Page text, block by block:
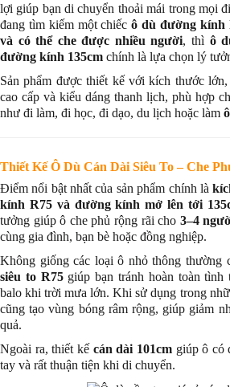
lợi giúp bạn di chuyển thoải mái trong mọi
đang tìm kiếm một chiếcô dù đường kính
và có thể che được nhiều người, thì ô
đường kính 135cm chính là lựa chọn lý
Sản phẩm được thiết kế với kích thước
cao cấp và kiểu dáng thanh lịch, phù hợp
như đi làm, đi học, đi dạo, du lịch hoặc làm
Thiết Kế Ô Dù Cán Dài Siêu To – Che
Điểm nổi bật nhất của sản phẩm chính là
kính R75 và đường kính mở lên tới
tưởng giúp ô che phủ rộng rãi cho 3–4
cùng gia đình, bạn bè hoặc đồng nghiệp.
Không giống các loại ô nhỏ thông
siêu to R75giúp bạn tránh hoàn toàn tình
balo khi trời mưa lớn. Khi sử dụng trong
cũng tạo vùng bóng râm rộng, giúp giảm
quả.
Ngoài ra, thiết kế cán dài 101cmgiúp ô có
tay và rất thuận tiện khi di chuyển.